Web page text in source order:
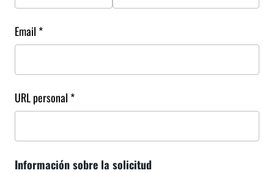
Email *
URL personal *
Información sobre la solicitud